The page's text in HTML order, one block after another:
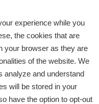
experience while you
the cookies that are
your browser as they are
of the website. We
analyze and understand
will be stored in your
have the option to opt-out